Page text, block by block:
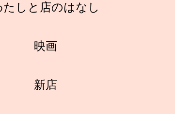
たしと店のはなし
映画
新店